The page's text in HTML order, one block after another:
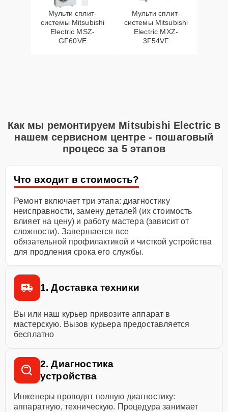
Мульти сплит-
системы Mitsubishi
Electric MSZ-
GF60VE
Мульти сплит-
системы Mitsubishi
Electric MXZ-
3F54VF
Как мы ремонтируем Mitsubishi Electric в
нашем сервисном центре - пошаговый
процесс за 5 этапов
Что входит в стоимость?
Ремонт включает три этапа: диагностику
неисправности, замену деталей (их стоимость
влияет на цену) и работу мастера (зависит от
сложности). Завершается все
обязательной профилактикой и чисткой устройства
для продления срока его службы.
1. Доставка техники
Вы или наш курьер привозите аппарат в
мастерскую. Вызов курьера предоставляется
бесплатно
2. Диагностика
устройства
Инженеры проводят полную диагностику:
аппаратную, техническую. Процедура занимает